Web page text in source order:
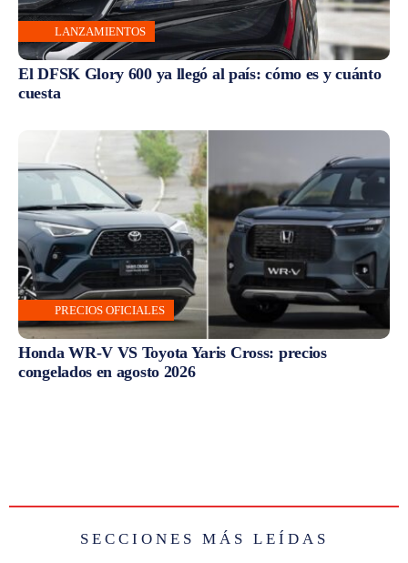
LANZAMIENTOS
El DFSK Glory 600 ya llegó al país: cómo es y cuánto
cuesta
PRECIOS OFICIALES
Honda WR-V VS Toyota Yaris Cross: precios
congelados en agosto 2026
SECCIONES MÁS LEÍDAS